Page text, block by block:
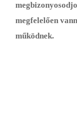
megfelelően
működnek.